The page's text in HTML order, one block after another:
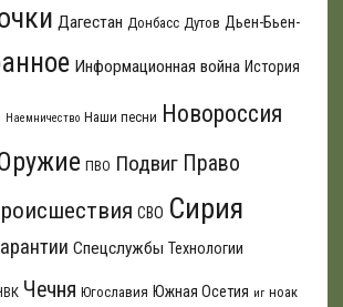
Дагестан Донбасс Дутов Дьен-Бьен-
Информационная война История
Наемничество Наши песни Новороссия
ПВО Подвиг Право
СВО Сирия
Спецслужбы Технологии
Чечня Югославия Южная Осетия иг ноак